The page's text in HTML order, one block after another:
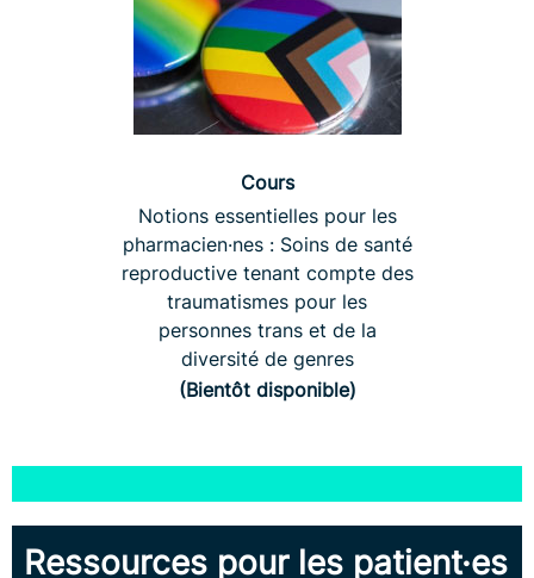
Cours
Notions essentielles pour les
pharmacien·nes : Soins de santé
reproductive tenant compte des
traumatismes pour les
personnes trans et de la
diversité de genres
(Bientôt disponible)
Ressources pour les patient·es